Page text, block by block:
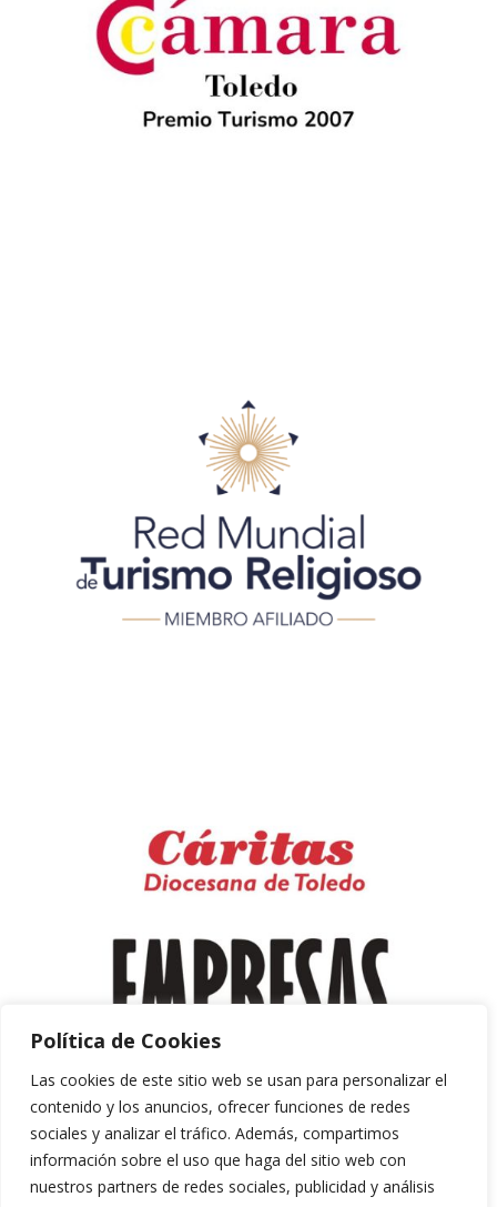
Política de Cookies
Las cookies de este sitio web se usan para personalizar el
contenido y los anuncios, ofrecer funciones de redes
sociales y analizar el tráfico. Además, compartimos
información sobre el uso que haga del sitio web con
nuestros partners de redes sociales, publicidad y análisis